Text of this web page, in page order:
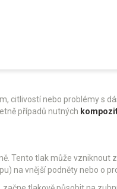
citlivostí nebo problémy s
případů nutných
Tento tlak může vzniknout
na vnější podněty nebo o